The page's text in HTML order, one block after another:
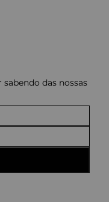
das nossas